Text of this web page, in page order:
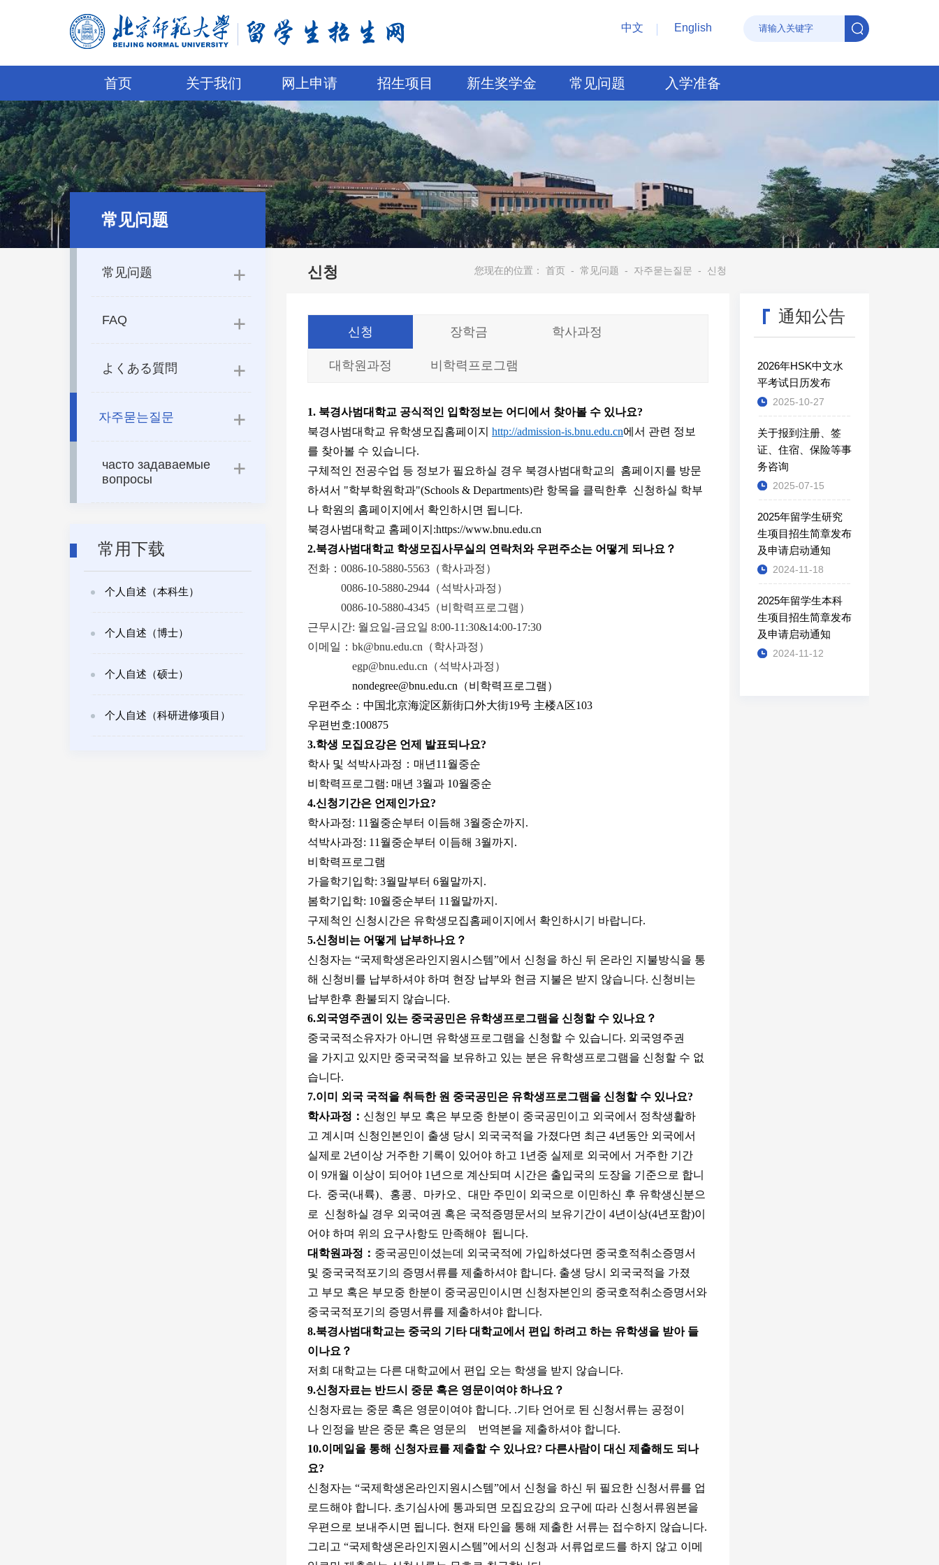
中文 English
首页 关于我们 网上申请 招生项目 新生奖学金 常见问题 入学准备
常见问题
常见问题
FAQ
よくある質問
자주묻는질문
часто задаваемые
вопросы
常用下载
个人自述（本科生）
个人自述（博士）
个人自述（硕士）
个人自述（科研进修项目）
신청 您现在的位置： 首页 - 常见问题 - 자주묻는질문 - 신청
신청 장학금 학사과정
대학원과정 비학력프로그램
1. 북경사범대학교 공식적인 입학정보는 어디에서 찾아볼 수 있나요?
북경사범대학교 유학생모집홈페이지 http://admission-is.bnu.edu.cn에서 관련 정보
를 찾아볼 수 있습니다.
구체적인 전공수업 등 정보가 필요하실 경우 북경사범대학교의 홈페이지를 방문
하셔서 "학부학원학과"(Schools & Departments)란 항목을 클릭한후 신청하실 학부
나 학원의 홈페이지에서 확인하시면 됩니다.
북경사범대학교 홈페이지:https://www.bnu.edu.cn
2.북경사범대학교 학생모집사무실의 연락처와 우편주소는 어떻게 되나요 ？
전화：0086-10-5880-5563（학사과정）
0086-10-5880-2944（석박사과정）
0086-10-5880-4345（비학력프로그램）
근무시간: 월요일-금요일 8:00-11:30&14:00-17:30
이메일：bk@bnu.edu.cn（학사과정）
egp@bnu.edu.cn（석박사과정）
nondegree@bnu.edu.cn（비학력프로그램）
우편주소：中国北京海淀区新街口外大街19号 主楼A区103
우편번호:100875
3.학생 모집요강은 언제 발표되나요?
학사 및 석박사과정：매년11월중순
비학력프로그램: 매년 3월과 10월중순
4.신청기간은 언제인가요?
학사과정: 11월중순부터 이듬해 3월중순까지.
석박사과정: 11월중순부터 이듬해 3월까지.
비학력프로그램
가을학기입학: 3월말부터 6월말까지.
봄학기입학: 10월중순부터 11월말까지.
구제척인 신청시간은 유학생모집홈페이지에서 확인하시기 바랍니다.
5.신청비는 어떻게 납부하나요 ？
신청자는 “국제학생온라인지원시스템”에서 신청을 하신 뒤 온라인 지불방식을 통
해 신청비를 납부하셔야 하며 현장 납부와 현금 지불은 받지 않습니다. 신청비는
납부한후 환불되지 않습니다.
6.외국영주권이 있는 중국공민은 유학생프로그램을 신청할 수 있나요 ？
중국국적소유자가 아니면 유학생프로그램을 신청할 수 있습니다. 외국영주권
을 가지고 있지만 중국국적을 보유하고 있는 분은 유학생프로그램을 신청할 수 없
습니다.
7.이미 외국 국적을 취득한 원 중국공민은 유학생프로그램을 신청할 수 있나요?
학사과정 ： 신청인 부모 혹은 부모중 한분이 중국공민이고 외국에서 정착생활하
고 계시며 신청인본인이 출생 당시 외국국적을 가졌다면 최근 4년동안 외국에서
실제로 2년이상 거주한 기록이 있어야 하고 1년중 실제로 외국에서 거주한 기간
이 9개월 이상이 되어야 1년으로 계산되며 시간은 출입국의 도장을 기준으로 합니
다. 중국(내륙)、홍콩、마카오、대만 주민이 외국으로 이민하신 후 유학생신분으
로 신청하실 경우 외국여권 혹은 국적증명문서의 보유기간이 4년이상(4년포함)이
어야 하며 위의 요구사항도 만족해야 됩니다.
대학원과정 ： 중국공민이셨는데 외국국적에 가입하셨다면 중국호적취소증명서
및 중국국적포기의 증명서류를 제출하셔야 합니다. 출생 당시 외국국적을 가졌
고 부모 혹은 부모중 한분이 중국공민이시면 신청자본인의 중국호적취소증명서와
중국국적포기의 증명서류를 제출하셔야 합니다.
8.북경사범대학교는 중국의 기타 대학교에서 편입 하려고 하는 유학생을 받아 들
이나요 ？
저희 대학교는 다른 대학교에서 편입 오는 학생을 받지 않습니다.
9.신청자료는 반드시 중문 혹은 영문이여야 하나요 ？
신청자료는 중문 혹은 영문이여야 합니다. .기타 언어로 된 신청서류는 공정이
나 인정을 받은 중문 혹은 영문의 번역본을 제출하셔야 합니다.
10.이메일을 통해 신청자료를 제출할 수 있나요? 다른사람이 대신 제출해도 되나
요?
신청자는 “국제학생온라인지원시스템”에서 신청을 하신 뒤 필요한 신청서류를 업
로드해야 합니다. 초기심사에 통과되면 모집요강의 요구에 따라 신청서류원본을
우편으로 보내주시면 됩니다. 현재 타인을 통해 제출한 서류는 접수하지 않습니다.
그리고 “국제학생온라인지원시스템”에서의 신청과 서류업로드를 하지 않고 이메
通知公告
2026年HSK中文水
平考试日历发布
2025-10-27
关于报到注册、签
证、住宿、保险等事
务咨询
2025-07-15
2025年留学生研究
生项目招生简章发布
及申请启动通知
2024-11-18
2025年留学生本科
生项目招生简章发布
及申请启动通知
2024-11-12